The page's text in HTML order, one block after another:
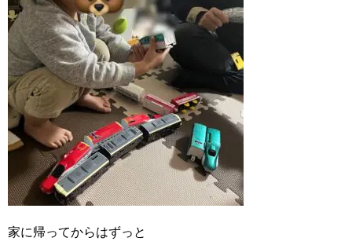
家に帰ってからはずっと